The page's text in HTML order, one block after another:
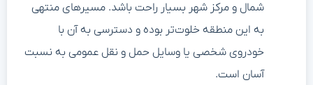
شمال و مرکز شهر بسیار راحت باشد. مسیرهای منتهی
به این منطقه خلوت‌تر بوده و دسترسی به آن با
خودروی شخصی یا وسایل حمل و نقل عمومی به نسبت
آسان است.